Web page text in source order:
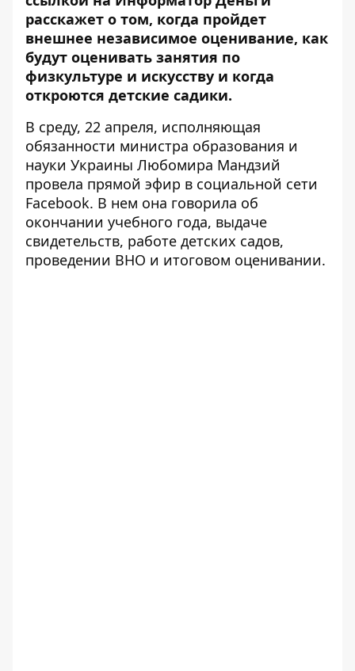
расскажет о том, когда пройдет
внешнее независимое оценивание, как
будут оценивать занятия по
физкультуре и искусству и когда
откроются детские садики.
В среду, 22 апреля, исполняющая
обязанности министра образования и
науки Украины Любомира Мандзий
провела прямой эфир в социальной сети
Facebook. В нем она говорила об
окончании учебного года, выдаче
свидетельств, работе детских садов,
проведении ВНО и итоговом оценивании.